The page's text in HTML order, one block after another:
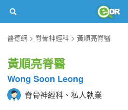
醫德網
脊骨神經科 黃順亮脊醫
黃順亮脊醫
Wong Soon Leong
脊骨神經科、私人執業